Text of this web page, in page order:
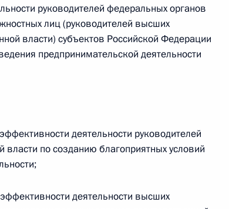
Паралимпийских игр
16
деятельности
условий ведения
руководителей федеральных органов
лиц (руководителей высших
власти) субъектов Российской Федерации
предпринимательской деятельности
деятельности руководителей
по созданию благоприятных условий
деятельности высших